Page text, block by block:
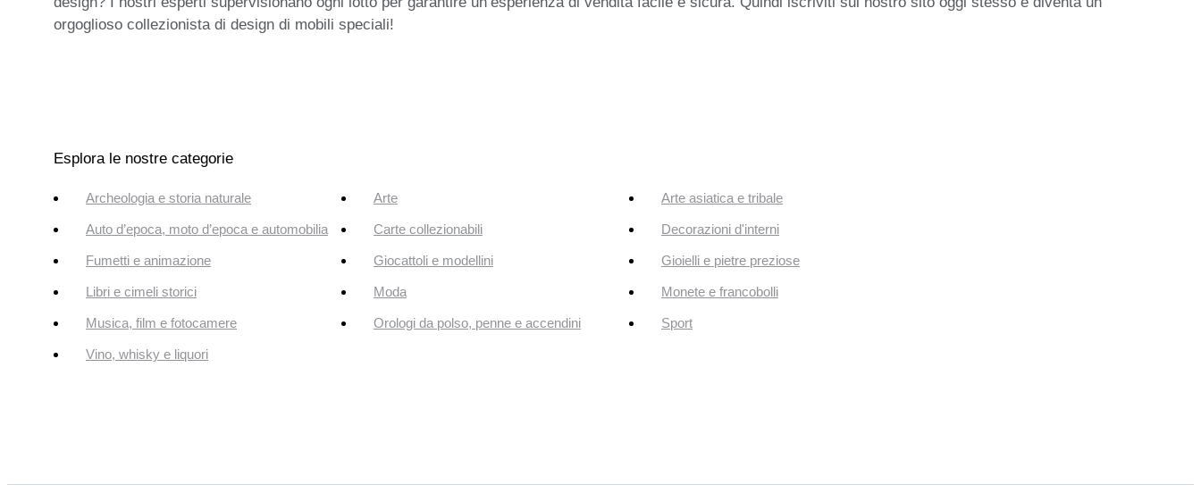
orgoglioso collezionista di design di mobili speciali!
Esplora le nostre categorie
Archeologia e storia naturale Arte Arte asiatica e tribale
Auto d’epoca, moto d’epoca e automobilia Carte collezionabili Decorazioni d'interni
Fumetti e animazione Giocattoli e modellini Gioielli e pietre preziose
Libri e cimeli storici Moda Monete e francobolli
Musica, film e fotocamere Orologi da polso, penne e accendini Sport
Vino, whisky e liquori